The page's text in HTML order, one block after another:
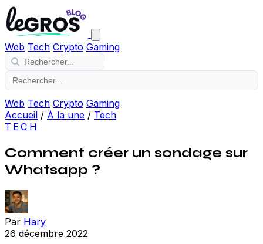
Web Tech Crypto Gaming
Web Tech Crypto Gaming
Accueil / À la une / Tech
TECH
Comment créer un sondage sur
Whatsapp ?
Par Hary
26 décembre 2022